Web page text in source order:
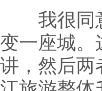
我很同意
变一座城。
讲，然后两